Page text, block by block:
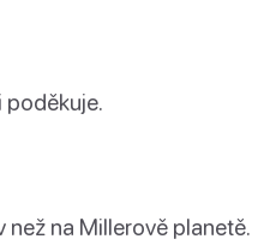
poděkuje.
než na Millerově planetě.